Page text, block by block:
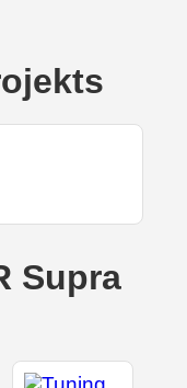
Supra